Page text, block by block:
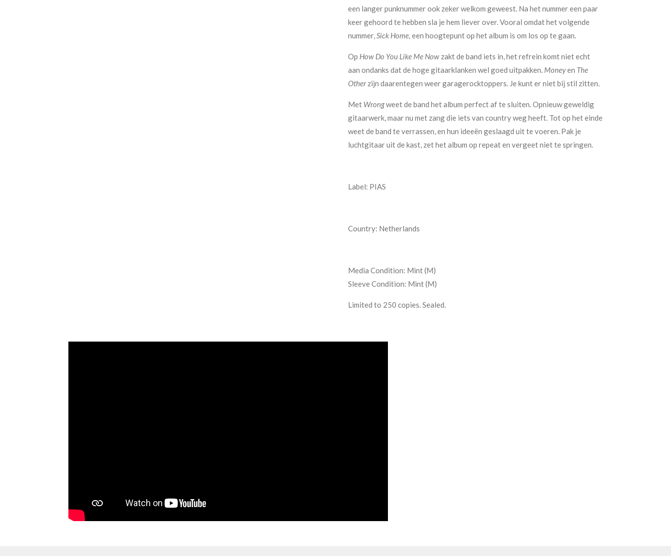
een langer punknummer ook zeker welkom geweest. Na het nummer een paar
keer gehoord te hebben sla je hem liever over. Vooral omdat het volgende
nummer,Sick Home, een hoogtepunt op het album is om los op te gaan.
Op How Do You Like Me Now zakt de band iets in, het refrein komt niet echt
aan ondanks dat de hoge gitaarklanken wel goed uitpakken. Moneyen The
Otherzijn daarentegen weer garagerocktoppers. Je kunt er niet bij stil zitten.
Met Wrongweet de band het album perfect af te sluiten. Opnieuw geweldig
gitaarwerk, maar nu met zang die iets van country weg heeft. Tot op het einde
weet de band te verrassen, en hun ideeën geslaagd uit te voeren. Pak je
luchtgitaar uit de kast, zet het album op repeat en vergeet niet te springen.
Label: PIAS
Country: Netherlands
Media Condition: Mint (M)
Sleeve Condition: Mint (M)
Limited to 250 copies. Sealed.